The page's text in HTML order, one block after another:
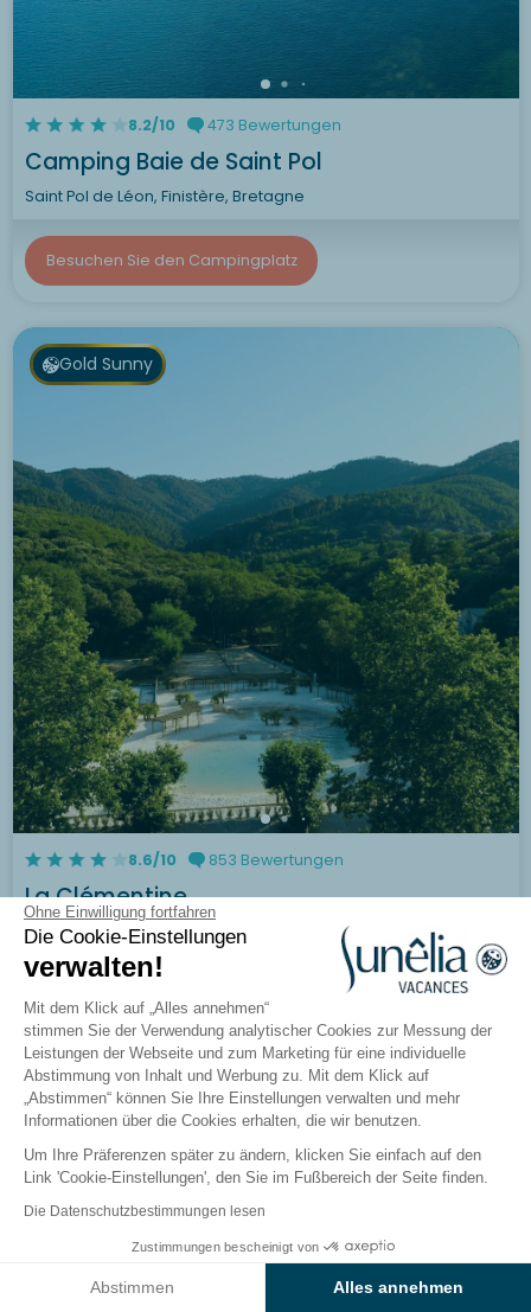
Ohne Einwilligung fortfahren
Die Cookie-Einstellungen
verwalten!
Mit dem Klick auf „Alles annehmen“
stimmen Sie der Verwendung analytischer Cookies zur Messung der
Leistungen der Webseite und zum Marketing für eine individuelle
Abstimmung von Inhalt und Werbung zu. Mit dem Klick auf
„Abstimmen“ können Sie Ihre Einstellungen verwalten und mehr
Informationen über die Cookies erhalten, die wir benutzen.
Um Ihre Präferenzen später zu ändern, klicken Sie einfach auf den
Link 'Cookie-Einstellungen', den Sie im Fußbereich der Seite finden.
Die Datenschutzbestimmungen lesen
Zustimmungen bescheinigt von
Abstimmen Alles annehmen
8.2/10 473 Bewertungen
Camping Baie de Saint Pol
Saint Pol de Léon, Finistère, Bretagne
Besuchen Sie den Campingplatz
Gold Sunny
8.6/10 853 Bewertungen
La Clémentine
Les Cévennes, Alès
Bronze Sunny
Ergebnisse auf der Karte anzeigen